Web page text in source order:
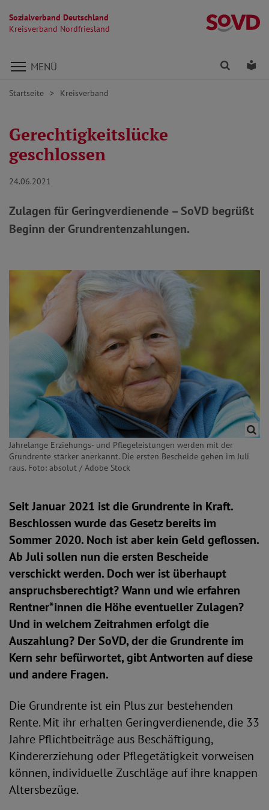
Sozialverband Deutschland
Kreisverband Nordfriesland
Direkt zu den Inhalten springen
MENÜ Finden
Startseite Kreisverband
Gerechtigkeitslücke
geschlossen
24.06.2021
Zulagen für Geringverdienende – SoVD begrüßt
Beginn der Grundrentenzahlungen.
Jahrelange Erziehungs- und Pflegeleistungen werden mit der
Grundrente stärker anerkannt. Die ersten Bescheide gehen im Juli
raus. Foto: absolut / Adobe Stock
Seit Januar 2021 ist die Grundrente in Kraft.
Beschlossen wurde das Gesetz bereits im
Sommer 2020. Noch ist aber kein Geld geflossen.
Ab Juli sollen nun die ersten Bescheide
verschickt werden. Doch wer ist überhaupt
anspruchsberechtigt? Wann und wie erfahren
Rentner*innen die Höhe eventueller Zulagen?
Und in welchem Zeitrahmen erfolgt die
Auszahlung? Der SoVD, der die Grundrente im
Kern sehr befürwortet, gibt Antworten auf diese
und andere Fragen.
Die Grundrente ist ein Plus zur bestehenden
Rente. Mit ihr erhalten Geringverdienende, die 33
Jahre Pflichtbeiträge aus Beschäftigung,
Kindererziehung oder Pflegetätigkeit vorweisen
können, individuelle Zuschläge auf ihre knappen
Altersbezüge.